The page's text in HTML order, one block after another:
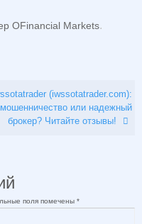
OFinancial Markets.
(iwssotatrader.com):
мошенничество или надежный
брокер? Читайте отзывы!
поля помечены *